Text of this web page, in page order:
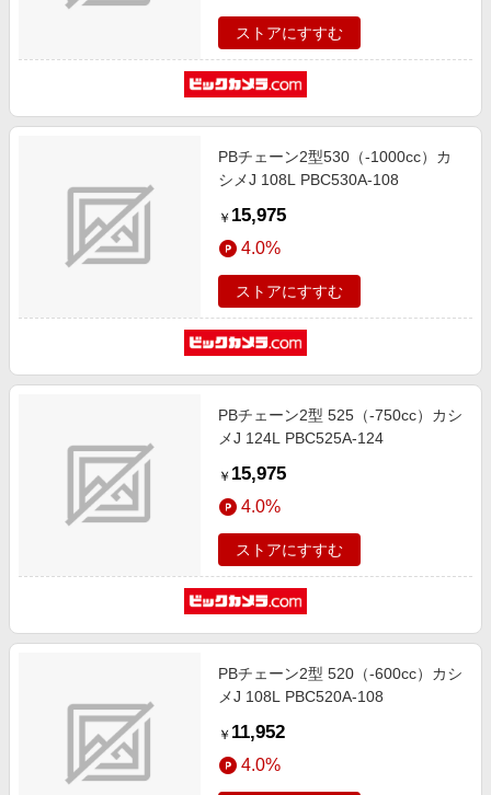
ストアにすすむ
PBチェーン2型530（-1000cc）カ
シメJ 108L PBC530A-108
￥ 15,975
4.0%
ストアにすすむ
PBチェーン2型 525（-750cc）カシ
メJ 124L PBC525A-124
￥ 15,975
4.0%
ストアにすすむ
PBチェーン2型 520（-600cc）カシ
メJ 108L PBC520A-108
￥ 11,952
4.0%